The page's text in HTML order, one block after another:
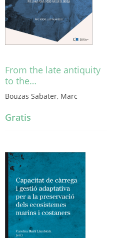
From the late antiquity
to the…
Bouzas Sabater, Marc
Gratis